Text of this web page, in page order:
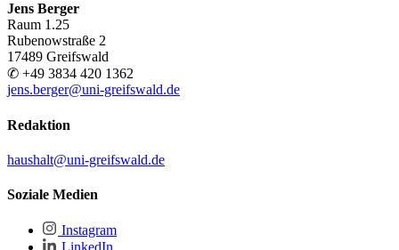
Jens Berger
Raum 1.25
Rubenowstraße 2
17489 Greifswald
✆ +49 3834 420 1362
jens.berger@uni-greifswald.de
Redaktion
haushalt@uni-greifswald.de
Soziale Medien
Instagram